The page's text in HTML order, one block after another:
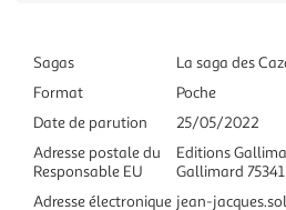
Sagas
La saga des
Format
Poche
Date de parution
25/05/2022
Adresse postale du
Responsable EU
Editions
Gallimard 75341
Adresse électronique jean-